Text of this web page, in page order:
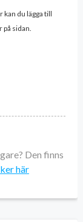
kan du lägga till
sidan.
Den finns
här